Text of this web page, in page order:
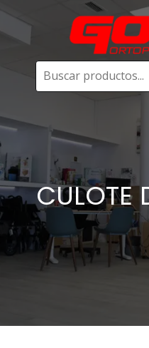
CULOTE